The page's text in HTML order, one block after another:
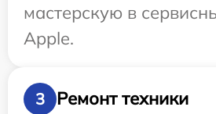
мастерскую в
Apple.
3
Ремонт техники